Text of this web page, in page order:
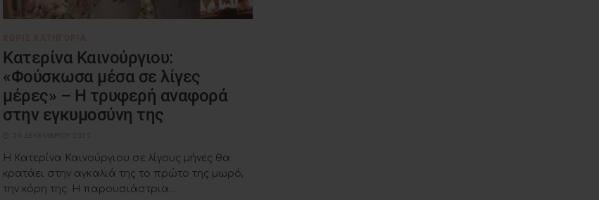
Κατερίνα Καινούργιου:
«Φούσκωσα μέσα σε λίγες
μέρες» – Η τρυφερή αναφορά
στην εγκυμοσύνη της
Η Κατερίνα Καινούργιου σε λίγους μήνες θα
κρατάει στην αγκαλιά της το πρώτο της μωρό,
την κόρη της. Η παρουσιάστρια...